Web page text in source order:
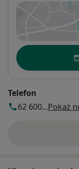
Dostępność
Telefon
62 600...Pokaż